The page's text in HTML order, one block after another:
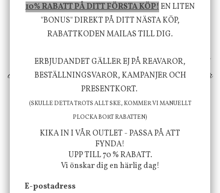
Vi vill förmedla känsla, upplevelse och
välbefinnande för dig och ditt hem! Med
inspiration från naturen och dess färgpalett
erbjuder vi omsorgsfullt utvalda produkter som
ökar trivsel i ditt hem och ger det lilla extra för
att öka ditt välmående!
FÖLJ OSS PÅ INSTAGRAM @JBHOME
10% RABATT PÅ DITT FÖRSTA KÖP!EN LITEN
"BONUS" DIREKT PÅ DITT NÄSTA KÖP,
RABATTKODEN MAILAS TILL DIG.
ERBJUDANDET GÄLLER EJ PÅ REAVAROR,
BESTÄLLNINGSVAROR, KAMPANJER OCH
PRESENTKORT.
(SKULLE DETTA TROTS ALLT SKE, KOMMER VI MANUELLT
PLOCKA BORT RABATTEN)
KIKA IN I VÅR OUTLET - PASSA PÅ ATT
FYNDA!
UPP TILL 70 % RABATT.
Vi önskar dig en härlig dag!
E-postadress